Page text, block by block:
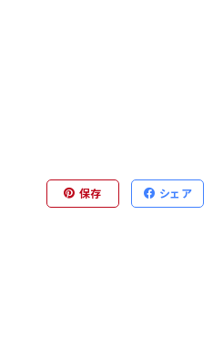
保存 シェア